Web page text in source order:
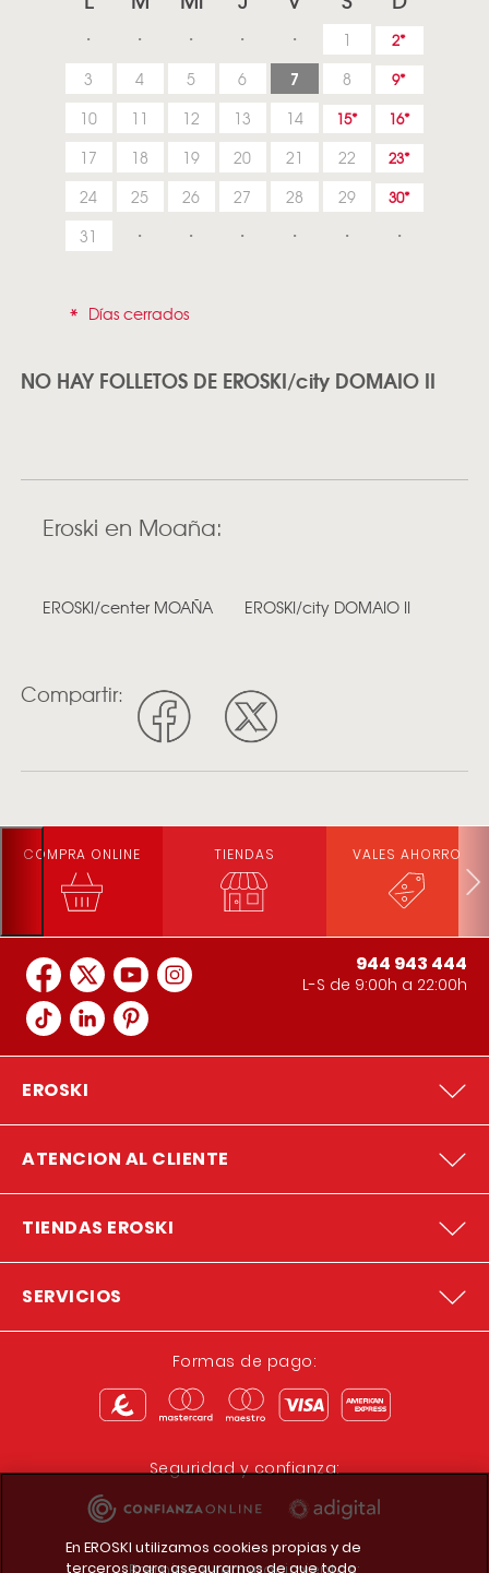
1 2
3 4 5 6 7 8 9
10 11 12 13 14 15 16
17 18 19 20 21 22 23
24 25 26 27 28 29 30
31
* Días cerrados
NO HAY FOLLETOS DE EROSKI/city DOMAIO II
Eroski en Moaña:
EROSKI/center MOAÑA EROSKI/city DOMAIO II
Compartir:
COMPRA ONLINE TIENDAS VALES AHORRO
944 943 444
L-S de 9:00h a 22:00h
EROSKI
ATENCION AL CLIENTE
TIENDAS EROSKI
SERVICIOS
Formas de pago:
Seguridad y confianza:
En EROSKI utilizamos cookies propias y de
terceros para asegurarnos de que todo